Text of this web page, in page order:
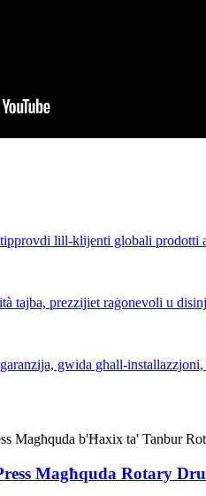
lill-klijenti globali prodotti
tajba, prezzijiet raġonevoli u
gwida għall-
Magħquda Rotary